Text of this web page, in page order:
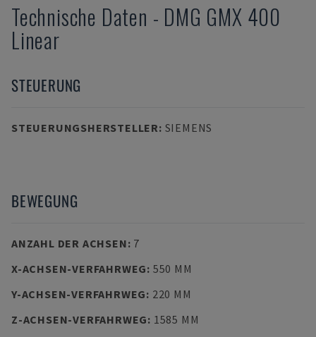
Technische Daten - DMG GMX 400
Linear
STEUERUNG
STEUERUNGSHERSTELLER: SIEMENS
BEWEGUNG
ANZAHL DER ACHSEN: 7
X-ACHSEN-VERFAHRWEG: 550 MM
Y-ACHSEN-VERFAHRWEG: 220 MM
Z-ACHSEN-VERFAHRWEG: 1585 MM